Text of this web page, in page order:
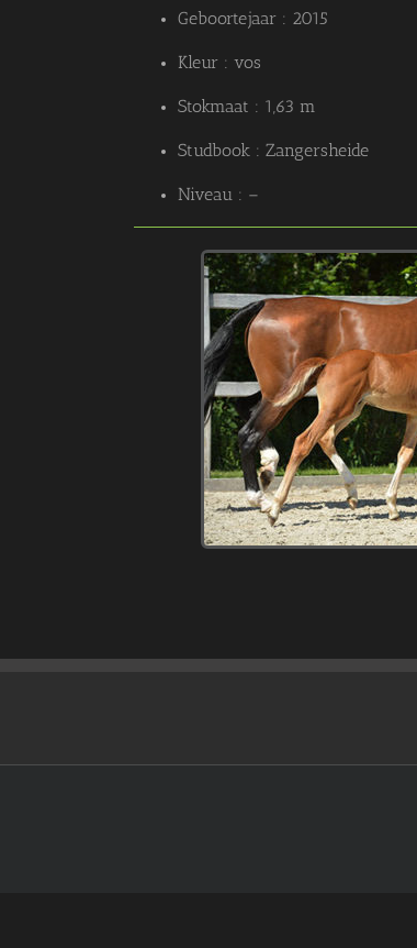
Geboortejaar : 2015
Kleur : vos
Stokmaat : 1,63 m
Studbook : Zangersheide
Niveau : –